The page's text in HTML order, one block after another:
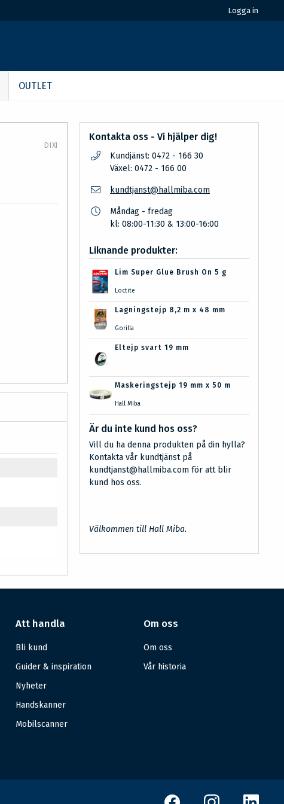
Logga in
OUTLET
DIXI
Kontakta oss - Vi hjälper dig!
Kundjänst: 0472 - 166 30
Växel: 0472 - 166 00
kundtjanst@hallmiba.com
Måndag - fredag
kl: 08:00-11:30 & 13:00-16:00
Liknande produkter:
Lim Super Glue Brush On 5 g
Loctite
Lagningstejp 8,2 m x 48 mm
Gorilla
Eltejp svart 19 mm
Maskeringstejp 19 mm x 50 m
Hall Miba
Är du inte kund hos oss?
Vill du ha denna produkten på din hylla?
Kontakta vår kundtjänst på
kundtjanst@hallmiba.com för att blir
kund hos oss.
Välkommen till Hall Miba.
Att handla
Bli kund
Guider & inspiration
Nyheter
Handskanner
Mobilscanner
Om oss
Om oss
Vår historia